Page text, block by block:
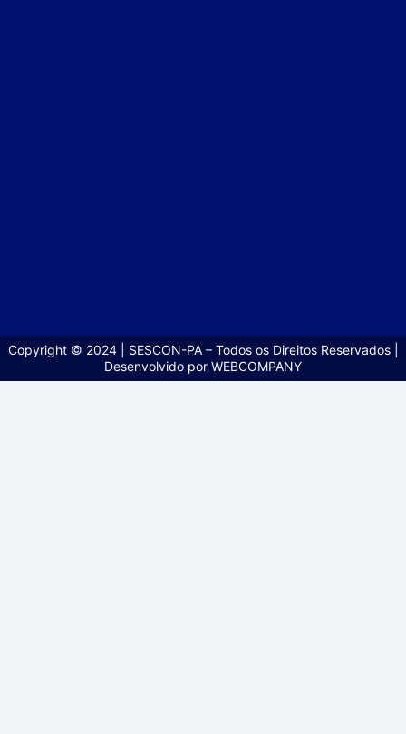
Copyright © 2024 | SESCON-PA – Todos os Direitos Reservados |
Desenvolvido por WEBCOMPANY